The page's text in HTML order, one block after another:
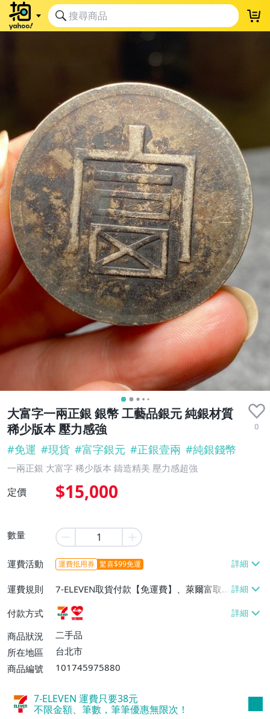
大富字一兩正銀 銀幣 工藝品銀元 純銀材質
稀少版本 壓力感強
0
#免運 #現貨 #富字銀元 #正銀壹兩 #純銀錢幣
一兩正銀 大富字 稀少版本 鑄造精美 壓力感超強
定價 $15,000
數量
運費活動 運費抵用券 驚喜$99免運
運費規則
7-ELEVEN取貨付款【免運費】、萊爾富取
貨付款【免運費】
付款方式
商品狀況
二手品
所在地區
台北市
商品編號
101745975880
7-ELEVEN 運費只要38元
不限金額、筆數，筆筆優惠無限次！